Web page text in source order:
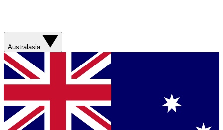
Australasia